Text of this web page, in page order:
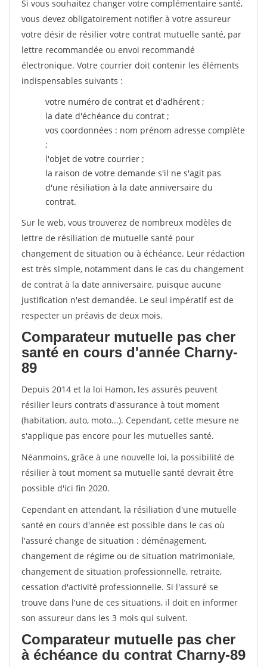
Si vous souhaitez changer votre complémentaire santé,
vous devez obligatoirement notifier à votre assureur
votre désir de résilier votre contrat mutuelle santé, par
lettre recommandée ou envoi recommandé
électronique. Votre courrier doit contenir les éléments
indispensables suivants :
votre numéro de contrat et d'adhérent ;
la date d'échéance du contrat ;
vos coordonnées : nom prénom adresse complète
;
l'objet de votre courrier ;
la raison de votre demande s'il ne s'agit pas
d'une résiliation à la date anniversaire du
contrat.
Sur le web, vous trouverez de nombreux modèles de
lettre de résiliation de mutuelle santé pour
changement de situation ou à échéance. Leur rédaction
est très simple, notamment dans le cas du changement
de contrat à la date anniversaire, puisque aucune
justification n'est demandée. Le seul impératif est de
respecter un préavis de deux mois.
Comparateur mutuelle pas cher
santé en cours d'année Charny-
89
Depuis 2014 et la loi Hamon, les assurés peuvent
résilier leurs contrats d'assurance à tout moment
(habitation, auto, moto...). Cependant, cette mesure ne
s'applique pas encore pour les mutuelles santé.
Néanmoins, grâce à une nouvelle loi, la possibilité de
résilier à tout moment sa mutuelle santé devrait être
possible d'ici fin 2020.
Cependant en attendant, la résiliation d'une mutuelle
santé en cours d'année est possible dans le cas où
l'assuré change de situation : déménagement,
changement de régime ou de situation matrimoniale,
changement de situation professionnelle, retraite,
cessation d'activité professionnelle. Si l'assuré se
trouve dans l'une de ces situations, il doit en informer
son assureur dans les 3 mois qui suivent.
Comparateur mutuelle pas cher
à échéance du contrat Charny-89